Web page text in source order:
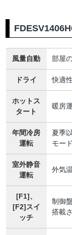
風量自動 部屋
ドライ 快適
ホットス
タート
暖房
年間冷房
運転
夏季
モー
室外静音
運転
外気
[F1]、
[F2]スイ
ッチ
制御
搭載